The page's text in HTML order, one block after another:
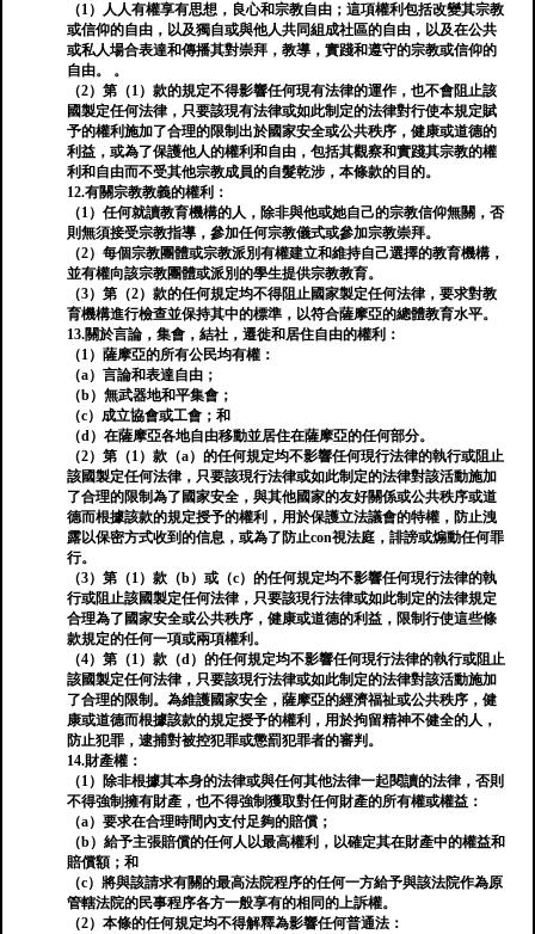
（1）人人有權享有思想，良心和宗教自由；這項權利包括改變其宗教
或信仰的自由，以及獨自或與他人共同組成社區的自由，以及在公共
或私人場合表達和傳播其對崇拜，教導，實踐和遵守的宗教或信仰的
自由。 。
（2）第（1）款的規定不得影響任何現有法律的運作，也不會阻止該
國製定任何法律，只要該現有法律或如此制定的法律對行使本規定賦
予的權利施加了合理的限制出於國家安全或公共秩序，健康或道德的
利益，或為了保護他人的權利和自由，包括其觀察和實踐其宗教的權
利和自由而不受其他宗教成員的自髮乾涉，本條款的目的。
12.有關宗教教義的權利：
（1）任何就讀教育機構的人，除非與他或她自己的宗教信仰無關，否
則無須接受宗教指導，參加任何宗教儀式或參加宗教崇拜。
（2）每個宗教團體或宗教派別有權建立和維持自己選擇的教育機構，
並有權向該宗教團體或派別的學生提供宗教教育。
（3）第（2）款的任何規定均不得阻止國家製定任何法律，要求對教
育機構進行檢查並保持其中的標準，以符合薩摩亞的總體教育水平。
13.關於言論，集會，結社，遷徙和居住自由的權利：
（1）薩摩亞的所有公民均有權：
（a）言論和表達自由；
（b）無武器地和平集會；
（c）成立協會或工會；和
（d）在薩摩亞各地自由移動並居住在薩摩亞的任何部分。
（2）第（1）款（a）的任何規定均不影響任何現行法律的執行或阻止
該國製定任何法律，只要該現行法律或如​​此制定的法律對該活動施加
了合理的限制為了國家安全，與其他國家的友好關係或公共秩序或道
德而根據該款的規定授予的權利，用於保護立法議會的特權，防止洩
露以保密方式收到的信息，或為了防止con視法庭，誹謗或煽動任何罪
行。
（3）第（1）款（b）或（c）的任何規定均不影響任何現行法律的執
行或阻止該國製定任何法律，只要該現行法律或如​​此制定的法律規定
合理為了國家安全或公共秩序，健康或道德的利益，限制行使這些條
款規定的任何一項或兩項權利。
（4）第（1）款（d）的任何規定均不影響任何現行法律的執行或阻止
該國製定任何法律，只要該現行法律或如​​此制定的法律對該活動施加
了合理的限制。為維護國家安全，薩摩亞的經濟福祉或公共秩序，健
康或道德而根據該款的規定授予的權利，用於拘留精神不健全的人，
防止犯罪，逮捕對被控犯罪或懲罰犯罪者的審判。
14.財產權：
（1）除非根據其本身的法律或與任何其他法律一起閱讀的法律，否則
不得強制擁有財產，也不得強制獲取對任何財產的所有權或權益：
（a）要求在合理時間內支付足夠的賠償；
（b）給予主張賠償的任何人以最高權利，以確定其在財產中的權益和
賠償額；和
（c）將與該請求有關的最高法院程序的任何一方給予與該法院作為原
管轄法院的民事程序各方一般享有的相同的上訴權。
（2）本條的任何規定均不得解釋為影響任何普通法：